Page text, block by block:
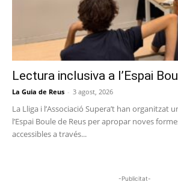
Lectura inclusiva a l’Espai
La Guia de Reus - 3 agost, 2026
La Lliga i l’Associació Supera’t han organitzat
l’Espai Boule de Reus per apropar noves
accessibles a través...
-Publicitat-